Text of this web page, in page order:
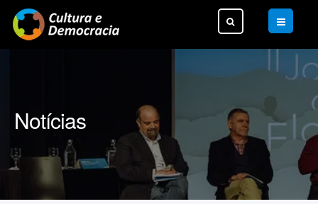
Pesquisar...
Notícias